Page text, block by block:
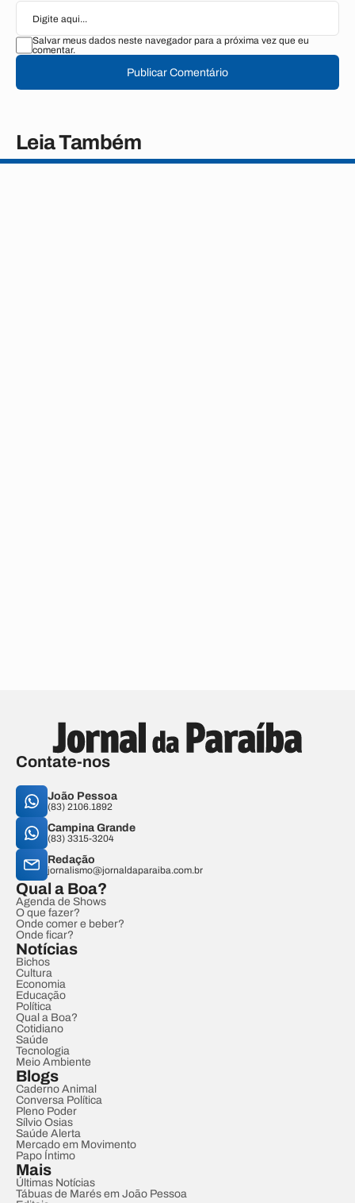
Salvar meus dados neste navegador para a próxima vez que eu
comentar.
Publicar Comentário
Leia Também
Contate-nos
João Pessoa
(83) 2106.1892
Campina Grande
(83) 3315-3204
Redação
jornalismo@jornaldaparaiba.com.br
Qual a Boa?
Agenda de Shows
O que fazer?
Onde comer e beber?
Onde ficar?
Notícias
Bichos
Cultura
Economia
Educação
Política
Qual a Boa?
Cotidiano
Saúde
Tecnologia
Meio Ambiente
Blogs
Caderno Animal
Conversa Política
Pleno Poder
Sílvio Osias
Saúde Alerta
Mercado em Movimento
Papo Íntimo
Mais
Últimas Notícias
Tábuas de Marés em João Pessoa